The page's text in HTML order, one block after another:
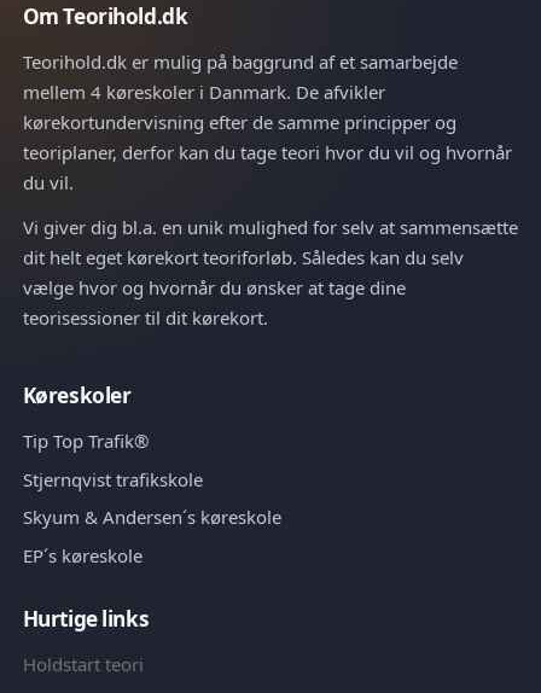
Om Teorihold.dk
Teorihold.dk er mulig på baggrund af et samarbejde
mellem 4 køreskoler i Danmark. De afvikler
kørekortundervisning efter de samme principper og
teoriplaner, derfor kan du tage teori hvor du vil og hvornår
du vil.
Vi giver dig bl.a. en unik mulighed for selv at sammensætte
dit helt eget kørekort teoriforløb. Således kan du selv
vælge hvor og hvornår du ønsker at tage dine
teorisessioner til dit kørekort.
Køreskoler
Tip Top Trafik®
Stjernqvist trafikskole
Skyum & Andersen´s køreskole
EP´s køreskole
Hurtige links
Holdstart teori